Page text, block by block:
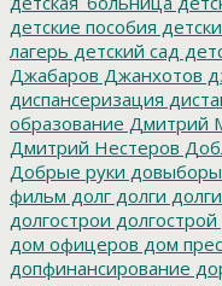
детские пособия
лагерь детский сад
Джабаров Джанхотов
диспансеризация
образование Дмитрий
Дмитрий Нестеров
Добрые руки
фильм долг долги
долгострои долгострой
дом офицеров дом
допфинансирование